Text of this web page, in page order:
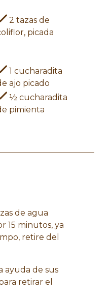
2 tazas de
picada
1 cucharadita
ajo picado
½ cucharadita
pimienta
de agua
15 minutos, ya
retire del
ayuda de sus
retirar el